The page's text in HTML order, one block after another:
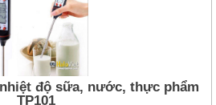
độ sữa, nước, thực phẩm
TP101